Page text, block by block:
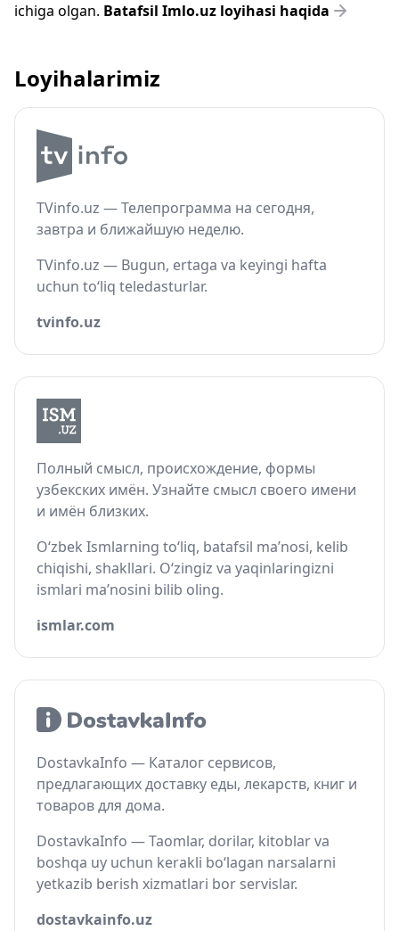
ichiga olgan. Batafsil Imlo.uz loyihasi haqida
Loyihalarimiz
TVinfo.uz — Телепрограмма на сегодня,
завтра и ближайшую неделю.
TVinfo.uz — Bugun, ertaga va keyingi hafta
uchun to‘liq teledasturlar.
tvinfo.uz
Полный смысл, происхождение, формы
узбекских имён. Узнайте смысл своего имени
и имён близких.
O‘zbek Ismlarning to‘liq, batafsil ma’nosi, kelib
chiqishi, shakllari. O‘zingiz va yaqinlaringizni
ismlari ma’nosini bilib oling.
ismlar.com
DostavkaInfo — Каталог сервисов,
предлагающих доставку еды, лекарств, книг и
товаров для дома.
DostavkaInfo — Taomlar, dorilar, kitoblar va
boshqa uy uchun kerakli bo‘lagan narsalarni
yetkazib berish xizmatlari bor servislar.
dostavkainfo.uz